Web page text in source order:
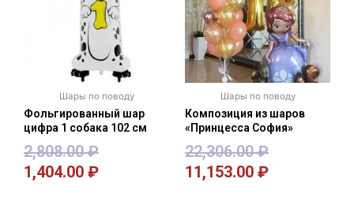
Шары по поводу
Фольгированный шар
цифра 1 собака 102 см
2,808.00₽
1,404.00 ₽
Шары по поводу
Композиция из шаров
«Принцесса София»
22,306.00₽
11,153.00 ₽